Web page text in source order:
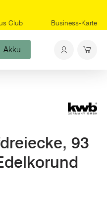
Club Business-Karte
Akku
93